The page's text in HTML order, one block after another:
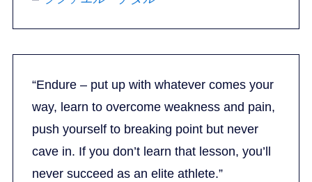
“Endure – put up with whatever comes your
way, learn to overcome weakness and pain,
push yourself to breaking point but never
cave in. If you don’t learn that lesson, you’ll
never succeed as an elite athlete.”